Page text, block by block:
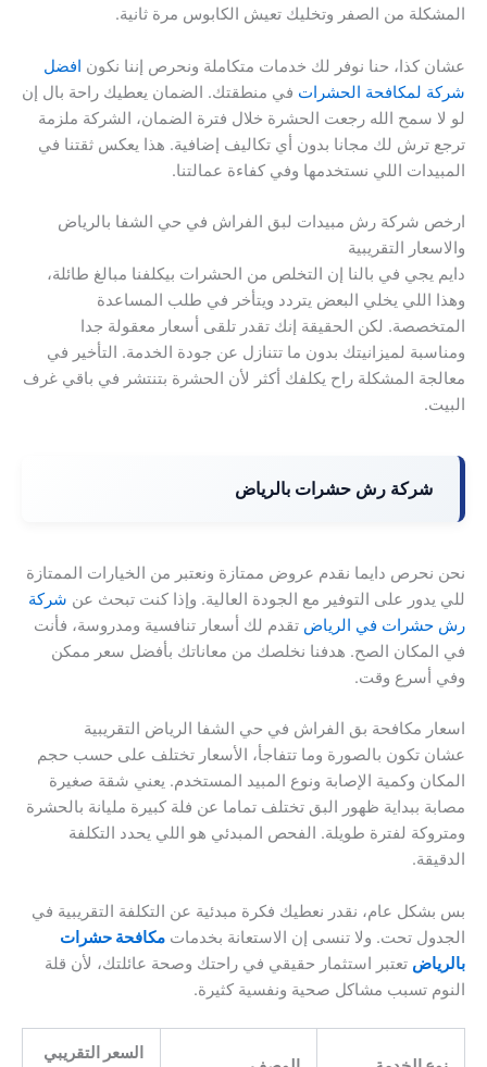
المشكلة من الصفر وتخليك تعيش الكابوس مرة ثانية.
عشان كذا، حنا نوفر لك خدمات متكاملة ونحرص إننا نكون افضل
شركة لمكافحة الحشرات في منطقتك. الضمان يعطيك راحة بال إن
لو لا سمح الله رجعت الحشرة خلال فترة الضمان، الشركة ملزمة
ترجع ترش لك مجانا بدون أي تكاليف إضافية. هذا يعكس ثقتنا في
المبيدات اللي نستخدمها وفي كفاءة عمالتنا.
ارخص شركة رش مبيدات لبق الفراش في حي الشفا بالرياض
والاسعار التقريبية
دايم يجي في بالنا إن التخلص من الحشرات بيكلفنا مبالغ طائلة،
وهذا اللي يخلي البعض يتردد ويتأخر في طلب المساعدة
المتخصصة. لكن الحقيقة إنك تقدر تلقى أسعار معقولة جدا
ومناسبة لميزانيتك بدون ما تتنازل عن جودة الخدمة. التأخير في
معالجة المشكلة راح يكلفك أكثر لأن الحشرة بتنتشر في باقي غرف
البيت.
شركة رش حشرات بالرياض
نحن نحرص دايما نقدم عروض ممتازة ونعتبر من الخيارات الممتازة
للي يدور على التوفير مع الجودة العالية. وإذا كنت تبحث عن شركة
رش حشرات في الرياض تقدم لك أسعار تنافسية ومدروسة، فأنت
في المكان الصح. هدفنا نخلصك من معاناتك بأفضل سعر ممكن
وفي أسرع وقت.
اسعار مكافحة بق الفراش في حي الشفا الرياض التقريبية
عشان تكون بالصورة وما تتفاجأ، الأسعار تختلف على حسب حجم
المكان وكمية الإصابة ونوع المبيد المستخدم. يعني شقة صغيرة
مصابة ببداية ظهور البق تختلف تماما عن فلة كبيرة مليانة بالحشرة
ومتروكة لفترة طويلة. الفحص المبدئي هو اللي يحدد التكلفة
الدقيقة.
بس بشكل عام، نقدر نعطيك فكرة مبدئية عن التكلفة التقريبية في
الجدول تحت. ولا تنسى إن الاستعانة بخدمات مكافحة حشرات
بالرياض تعتبر استثمار حقيقي في راحتك وصحة عائلتك، لأن قلة
النوم تسبب مشاكل صحية ونفسية كثيرة.
السعر التقريبي